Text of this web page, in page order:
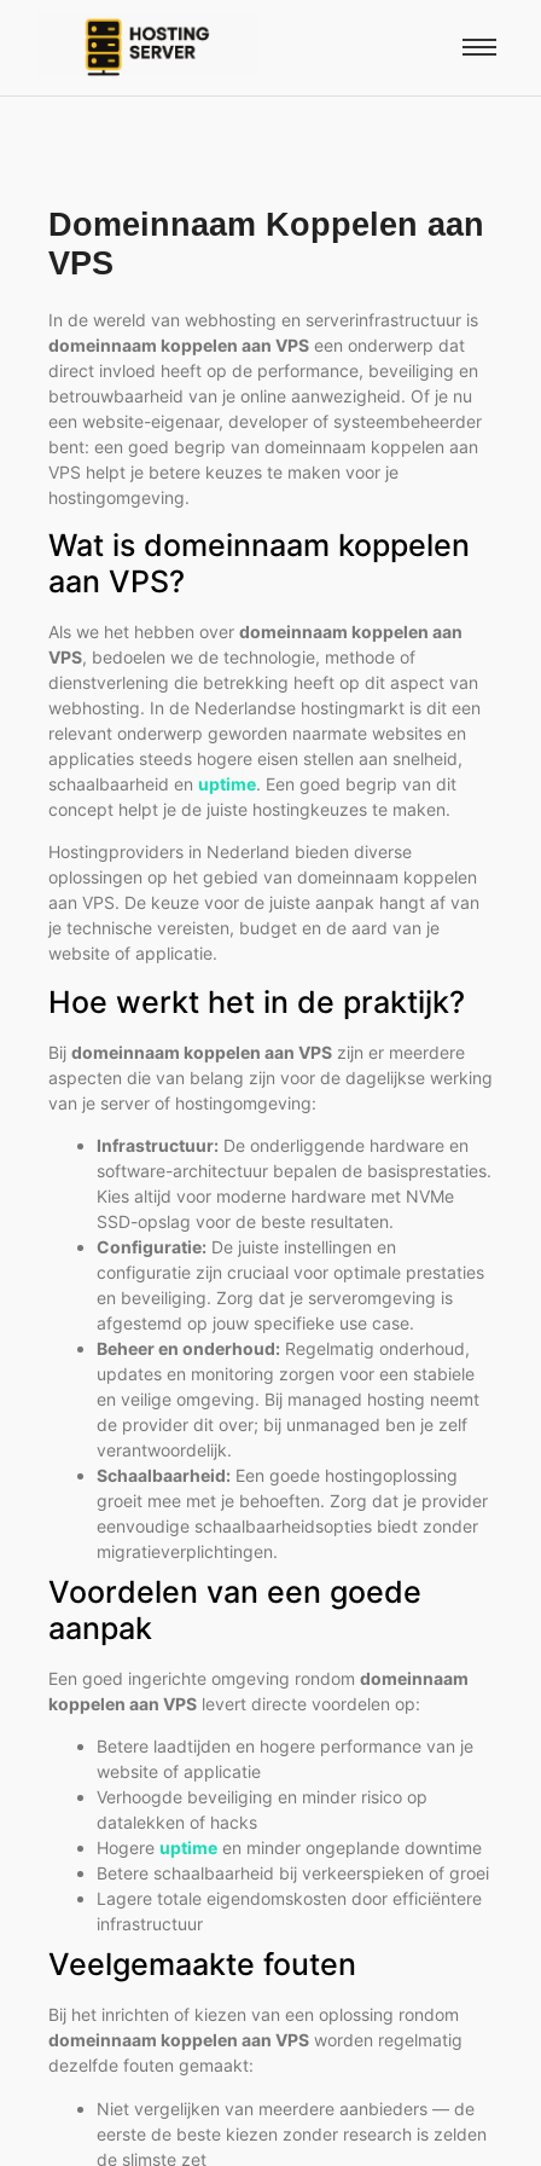
Domeinnaam Koppelen aan
VPS
In de wereld van webhosting en serverinfrastructuur is
domeinnaam koppelen aan VPS een onderwerp dat
direct invloed heeft op de performance, beveiliging en
betrouwbaarheid van je online aanwezigheid. Of je nu
een website-eigenaar, developer of systeembeheerder
bent: een goed begrip van domeinnaam koppelen aan
VPS helpt je betere keuzes te maken voor je
hostingomgeving.
Wat is domeinnaam koppelen
aan VPS?
Als we het hebben over domeinnaam koppelen aan
VPS, bedoelen we de technologie, methode of
dienstverlening die betrekking heeft op dit aspect van
webhosting. In de Nederlandse hostingmarkt is dit een
relevant onderwerp geworden naarmate websites en
applicaties steeds hogere eisen stellen aan snelheid,
schaalbaarheid en uptime. Een goed begrip van dit
concept helpt je de juiste hostingkeuzes te maken.
Hostingproviders in Nederland bieden diverse
oplossingen op het gebied van domeinnaam koppelen
aan VPS. De keuze voor de juiste aanpak hangt af van
je technische vereisten, budget en de aard van je
website of applicatie.
Hoe werkt het in de praktijk?
Bij domeinnaam koppelen aan VPS zijn er meerdere
aspecten die van belang zijn voor de dagelijkse werking
van je server of hostingomgeving:
Infrastructuur: De onderliggende hardware en
software-architectuur bepalen de basisprestaties.
Kies altijd voor moderne hardware met NVMe
SSD-opslag voor de beste resultaten.
Configuratie: De juiste instellingen en
configuratie zijn cruciaal voor optimale prestaties
en beveiliging. Zorg dat je serveromgeving is
afgestemd op jouw specifieke use case.
Beheer en onderhoud: Regelmatig onderhoud,
updates en monitoring zorgen voor een stabiele
en veilige omgeving. Bij managed hosting neemt
de provider dit over; bij unmanaged ben je zelf
verantwoordelijk.
Schaalbaarheid: Een goede hostingoplossing
groeit mee met je behoeften. Zorg dat je provider
eenvoudige schaalbaarheidsopties biedt zonder
migratieverplichtingen.
Voordelen van een goede
aanpak
Een goed ingerichte omgeving rondom domeinnaam
koppelen aan VPS levert directe voordelen op:
Betere laadtijden en hogere performance van je
website of applicatie
Verhoogde beveiliging en minder risico op
datalekken of hacks
Hogere uptime en minder ongeplande downtime
Betere schaalbaarheid bij verkeerspieken of groei
Lagere totale eigendomskosten door efficiëntere
infrastructuur
Veelgemaakte fouten
Bij het inrichten of kiezen van een oplossing rondom
domeinnaam koppelen aan VPS worden regelmatig
dezelfde fouten gemaakt:
Niet vergelijken van meerdere aanbieders — de
eerste de beste kiezen zonder research is zelden
de slimste zet